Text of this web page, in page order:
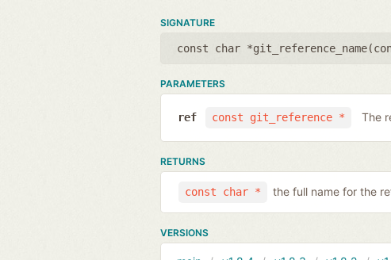
SIGNATURE
const char *git_reference_name(
PARAMETERS
const git_reference *
ref The
RETURNS
const char * the full name for the
VERSIONS